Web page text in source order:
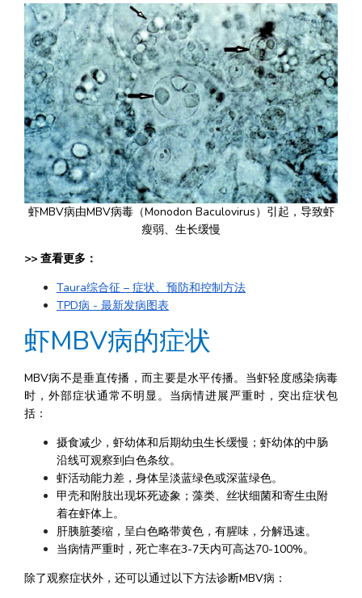
虾MBV病由MBV病毒（Monodon Baculovirus）引起，导致虾
瘦弱、生长缓慢
>> 查看更多：
Taura综合征 – 症状、预防和控制方法
TPD病 - 最新发病图表
虾MBV病的症状
MBV病不是垂直传播，而主要是水平传播。当虾轻度感染病毒
时，外部症状通常不明显。当病情进展严重时，突出症状包
括：
摄食减少，虾幼体和后期幼虫生长缓慢；虾幼体的中肠
沿线可观察到白色条纹。
虾活动能力差，身体呈淡蓝绿色或深蓝绿色。
甲壳和附肢出现坏死迹象；藻类、丝状细菌和寄生虫附
着在虾体上。
肝胰脏萎缩，呈白色略带黄色，有腥味，分解迅速。
当病情严重时，死亡率在3-7天内可高达70-100%。
除了观察症状外，还可以通过以下方法诊断MBV病：